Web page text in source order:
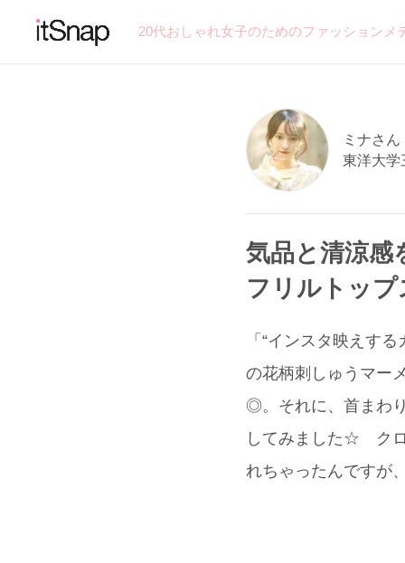
20代おしゃれ女子のためのファッション
ミナさ
東洋大学
気品と清涼感
フリルトッ
「“インスタ映えす
の花柄刺しゅうマー
◎。それに、首まわ
してみました☆ クロ
れちゃったんですが